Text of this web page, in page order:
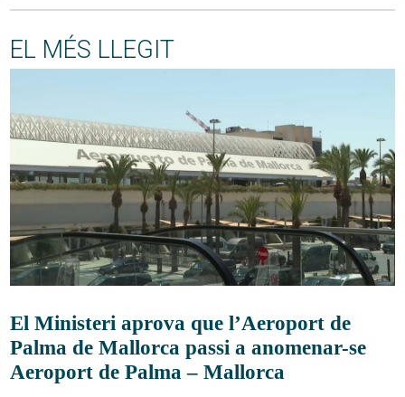
EL MÉS LLEGIT
El Ministeri aprova que l’Aeroport de
Palma de Mallorca passi a anomenar-se
Aeroport de Palma – Mallorca